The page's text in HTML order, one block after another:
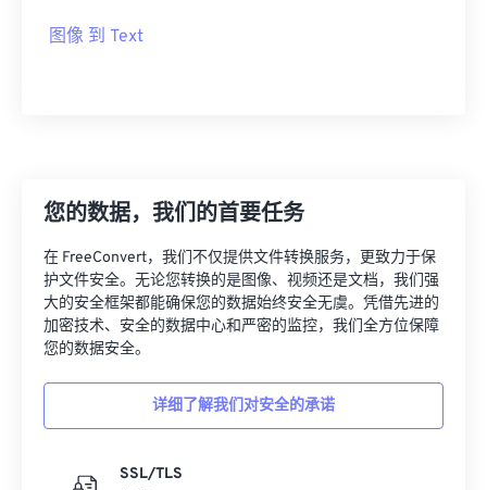
图像 到 Text
您的数据，我们的首要任务
在 FreeConvert，我们不仅提供文件转换服务，更致力于保
护文件安全。无论您转换的是图像、视频还是文档，我们强
大的安全框架都能确保您的数据始终安全无虞。凭借先进的
加密技术、安全的数据中心和严密的监控，我们全方位保障
您的数据安全。
详细了解我们对安全的承诺
SSL/TLS